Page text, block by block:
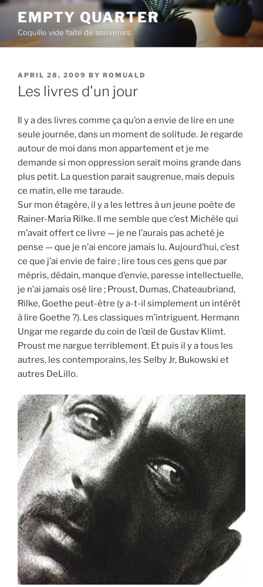
Skip
content
EMPTY QUARTER
Coquille vide faite de souvenirs
POSTED
ON
APRIL 28, 2009 BY ROMUALD
Les livres d'un jour
Il y a des livres comme ça qu’on a envie de lire en une
seule journée, dans un moment de solitude. Je regarde
autour de moi dans mon appartement et je me
demande si mon oppression serait moins grande dans
plus petit. La question parait saugrenue, mais depuis
ce matin, elle me taraude.
Sur mon étagère, il y a les lettres à un jeune poète de
Rainer-Maria Rilke. Il me semble que c’est Michèle qui
m’avait offert ce livre — je ne l’aurais pas acheté je
pense — que je n’ai encore jamais lu. Aujourd’hui, c’est
ce que j’ai envie de faire ; lire tous ces gens que par
mépris, dédain, manque d’envie, paresse intellectuelle,
je n’ai jamais osé lire ; Proust, Dumas, Chateaubriand,
Rilke, Goethe peut-être (y a-t-il simplement un intérêt
à lire Goethe ?). Les classiques m’intriguent. Hermann
Ungar me regarde du coin de l’œil de Gustav Klimt.
Proust me nargue terriblement. Et puis il y a tous les
autres, les contemporains, les Selby Jr, Bukowski et
autres DeLillo.